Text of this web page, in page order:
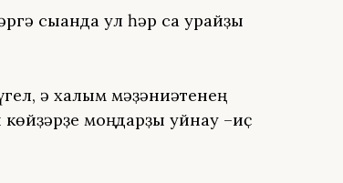
сыҡҡанда ул һәр саҡ ҡурайҙы
ә халҡым мәҙәниәтенең
көйҙәрҙе моңдарҙы уйнау –иҫ